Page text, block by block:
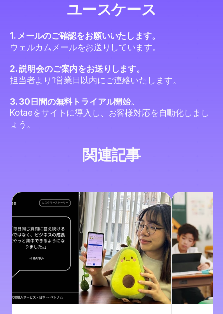
ユースケース
1. メールのご確認をお願いいたします。
ウェルカムメールをお送りしています。
2. 説明会のご案内をお送りします。
担当者より1営業日以内にご連絡いたします。
3. 30日間の無料トライアル開始。
Kotaeをサイトに導入し、お客様対応を自動化しまし
ょう。
関連記事